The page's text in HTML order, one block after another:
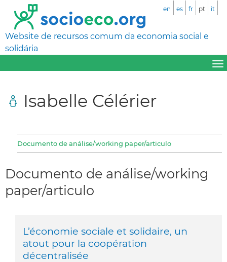
Website de recursos comum da economia social e
solidária
en es fr pt it
Isabelle Célérier
Documento de análise/working paper/articulo
Documento de análise/working
paper/articulo
L’économie sociale et solidaire, un
atout pour la coopération
décentralisée